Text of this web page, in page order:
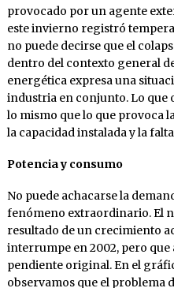
provocado por un agente
este invierno registró
no puede decirse que el
dentro del contexto general
energética expresa una
industria en conjunto. Lo que
lo mismo que lo que provoca
la capacidad instalada y la
Potencia y consumo
No puede achacarse la
fenómeno extraordinario. El
resultado de un crecimiento
interrumpe en 2002, pero que
pendiente original. En el
observamos que el problema